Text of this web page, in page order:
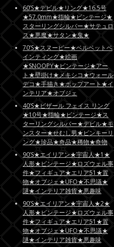
60’S★デビル★リング★16.5号
★57.0mm★指輪★ビンテージ★
スターリングシルバー★サテュロ
ス★悪魔★サタン★鬼★
70’S★スヌーピー★ベルベットペ
インティング★絵画
★SNOOPY★ビンテージ★アー
ト★壁掛け★メキシコ★ウォール
デコ★手描き★ポップアート★イ
ンテリア★オブジェ
40’S★ビザール フェイス リング
★10号★指輪★ビンテージ★ス
ターリングシルバー★デビル★モ
ンスター★せむし男★ピンキーリ
ング★珍品★奇品★稀物★奇物
90’S★エイリアン★宇宙人★1★
人形★ビンテージ★ロズウェル事
件★フィギュア★エリア51★置
物★オブジェ★UFO★不思議★
謎★インテリア雑貨★悪趣味
90’S★エイリアン★宇宙人★2★
人形★ビンテージ★ロズウェル事
件★フィギュア★エリア51★置
物★オブジェ★UFO★不思議★
謎★インテリア雑貨★悪趣味